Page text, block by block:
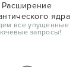
Расширение
ядра
все упущенные
запросы!